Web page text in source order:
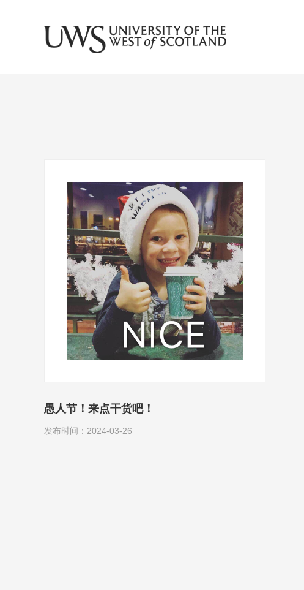
愚人节！来点干货吧！
发布时间：2024-03-26